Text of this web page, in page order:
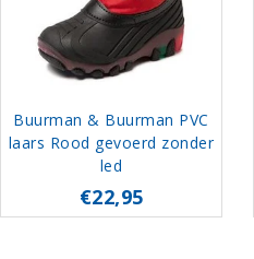
Buurman & Buurman PVC
laars Rood gevoerd zonder
led
€22,95